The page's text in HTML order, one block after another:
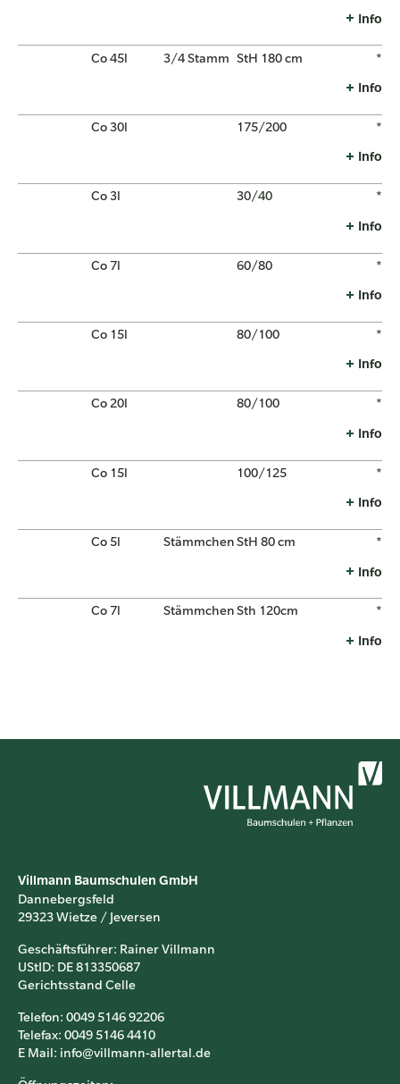
Info
Co 45l 3/4 Stamm StH 180 cm *
Info
Co 30l 175/200 *
Info
Co 3l 30/40 *
Info
Co 7l 60/80 *
Info
Co 15l 80/100 *
Info
Co 20l 80/100 *
Info
Co 15l 100/125 *
Info
Co 5l StämmchenStH 80 cm *
Info
Co 7l StämmchenSth 120cm *
Info
Villmann Baumschulen GmbH
Dannebergsfeld
29323 Wietze / Jeversen
Geschäftsführer: Rainer Villmann
UStID: DE 813350687
Gerichtsstand Celle
Telefon: 0049 5146 92206
Telefax: 0049 5146 4410
E Mail: info@villmann-allertal.de